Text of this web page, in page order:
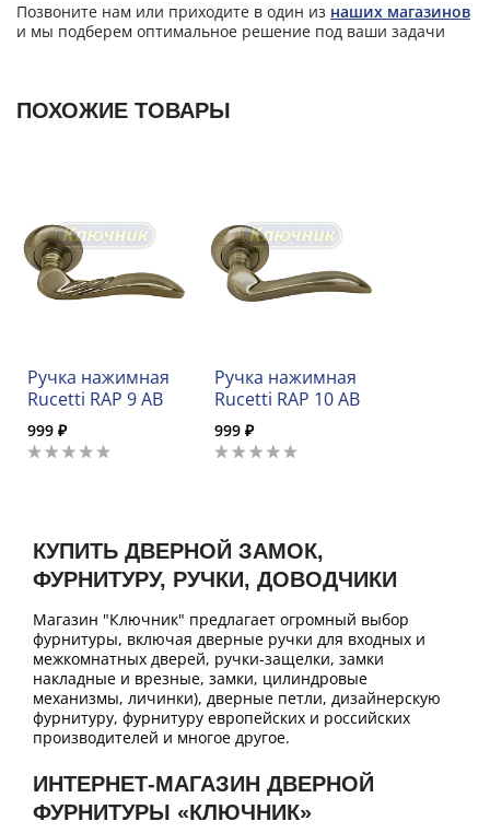
Позвоните нам или приходите в один из наших магазинов
и мы подберем оптимальное решение под ваши задачи
ПОХОЖИЕ ТОВАРЫ
Ручка нажимная
Rucetti RAP 9 AB
999 ₽
Ручка нажимная
Rucetti RAP 10 AB
999 ₽
КУПИТЬ ДВЕРНОЙ ЗАМОК,
ФУРНИТУРУ, РУЧКИ, ДОВОДЧИКИ
Магазин "Ключник" предлагает огромный выбор
фурнитуры, включая дверные ручки для входных и
межкомнатных дверей, ручки-защелки, замки
накладные и врезные, замки, цилиндровые
механизмы, личинки), дверные петли, дизайнерскую
фурнитуру, фурнитуру европейских и российских
производителей и многое другое.
ИНТЕРНЕТ-МАГАЗИН ДВЕРНОЙ
ФУРНИТУРЫ «КЛЮЧНИК»